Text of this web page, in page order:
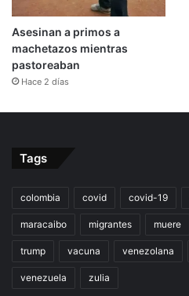
Asesinan a primos a
machetazos mientras
pastoreaban
Hace 2 días
Tags
colombia covid covid-19
maracaibo migrantes muere
trump vacuna venezolana
venezuela zulia